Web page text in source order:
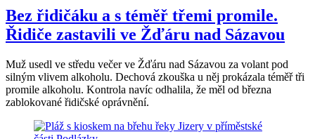
Bez řidičáku a s téměř třemi promile.
Řidiče zastavili ve Žďáru nad Sázavou
Muž usedl ve středu večer ve Žďáru nad Sázavou za volant pod
silným vlivem alkoholu. Dechová zkouška u něj prokázala téměř tři
promile alkoholu. Kontrola navíc odhalila, že měl od března
zablokované řidičské oprávnění.